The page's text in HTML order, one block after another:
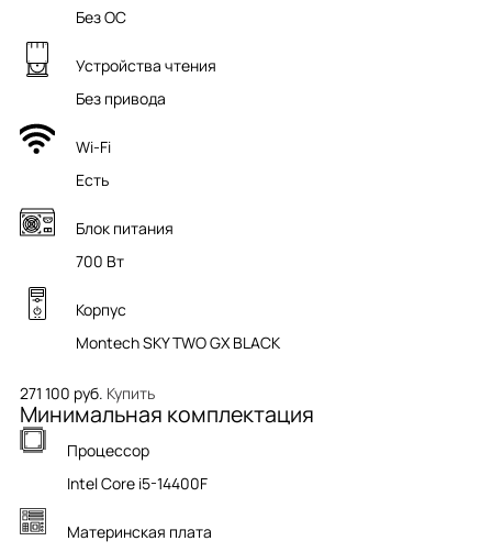
Без ОС
Устройства чтения
Без привода
Wi-Fi
Есть
Блок питания
700 Вт
Корпус
Montech SKY TWO GX BLACK
271 100 руб. Купить
Минимальная комплектация
Процессор
Intel Core i5-14400F
Материнская плата